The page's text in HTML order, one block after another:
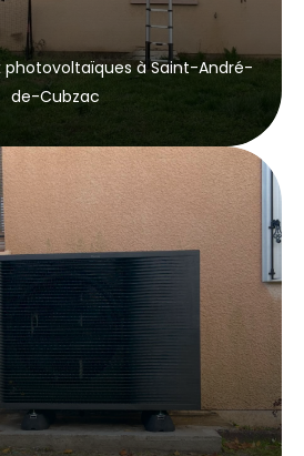
photovoltaïques à Saint-André-
de-Cubzac